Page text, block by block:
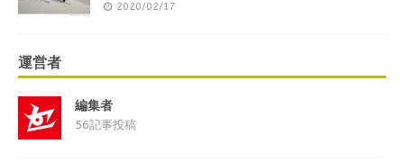
2020/02/17
運営者
編集者
56記事投稿